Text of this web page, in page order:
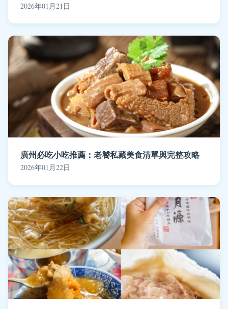
2026年01月21日
廣州必吃小吃推薦：老饕私藏美食清單與完整攻略
2026年01月22日